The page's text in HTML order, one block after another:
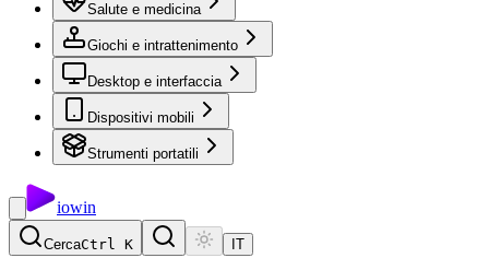
Salute e medicina
Giochi e intrattenimento
Desktop e interfaccia
Dispositivi mobili
Strumenti portatili
iowin
CercaCtrl K IT